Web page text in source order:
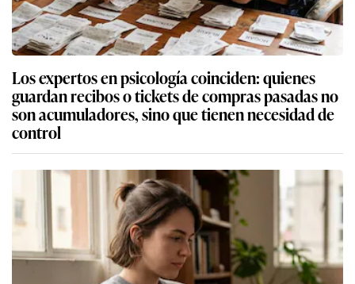
Los expertos en psicología coinciden: quienes
guardan recibos o tickets de compras pasadas no
son acumuladores, sino que tienen necesidad de
control